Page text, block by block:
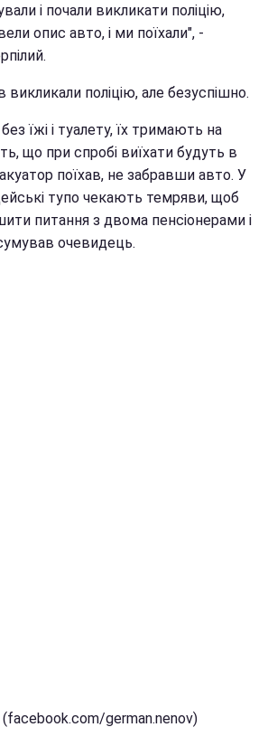
і почали викликати поліцію,
опис авто, і ми поїхали", -
викликали поліцію, але безуспішно.
їжі і туалету, їх тримають на
що при спробі виїхати будуть в
поїхав, не забравши авто. У
тупо чекають темряви, щоб
питання з двома пенсіонерами і
очевидець.
german.nenov)